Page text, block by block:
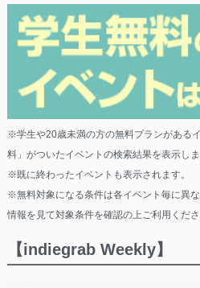
※学生や20歳未満の方の無料プランがある
料」がついたイベントの検索結果を表示しま
※既に終わったイベントも表示されます。
※無料対象になる条件は各イベント毎に異
情報を見て対象条件を確認の上ご利用くださ
【indiegrab Weekly】